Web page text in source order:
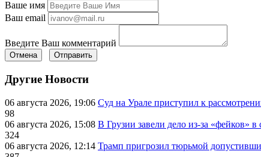
Ваше имя
Ваш email
Введите Ваш комментарий
Отмена Отправить
Другие Новости
06 августа 2026, 19:06 Суд на Урале приступил к
98
06 августа 2026, 15:08 В Грузии завели дело из-за «фейков»
324
06 августа 2026, 12:14 Трамп пригрозил тюрьмой